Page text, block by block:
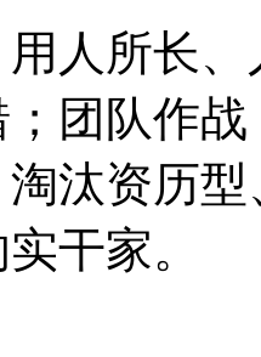
人所长
团队作
汰资历
干家。